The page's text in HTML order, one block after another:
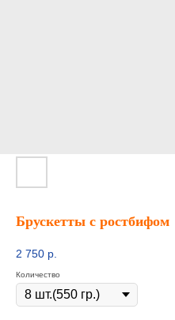
Брускетты с ростбифом
2 750 р.
Количество